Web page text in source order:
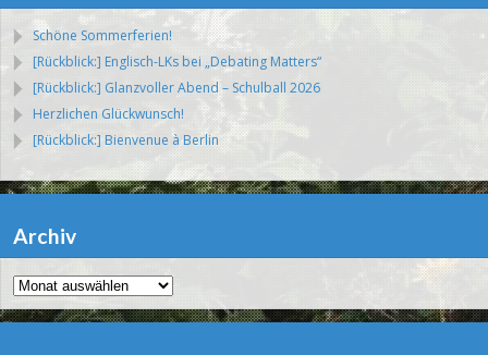
Schöne Sommerferien!
[Rückblick:] Englisch-LKs bei „Debating Matters“
[Rückblick:] Glanzvoller Abend – Schulball 2026
Herzlichen Glückwunsch!
[Rückblick:] Bienvenue à Berlin
Archiv
Archiv